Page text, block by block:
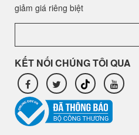
giảm giá riêng biệt
KẾT NỐI CHÚNG TÔI QUA